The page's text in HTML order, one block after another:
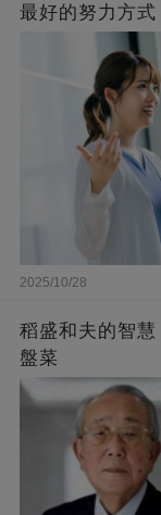
最好的努力方式
2025/10/28
稻盛和夫的智
盤菜